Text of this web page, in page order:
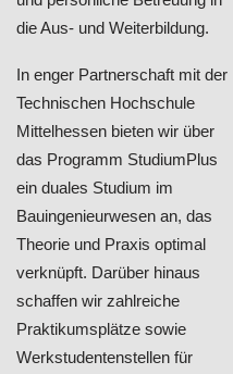
die Aus- und Weiterbildung.
In enger Partnerschaft mit der
Technischen Hochschule
Mittelhessen bieten wir über
das Programm StudiumPlus
ein duales Studium im
Bauingenieurwesen an, das
Theorie und Praxis optimal
verknüpft. Darüber hinaus
schaffen wir zahlreiche
Praktikumsplätze sowie
Werkstudentenstellen für